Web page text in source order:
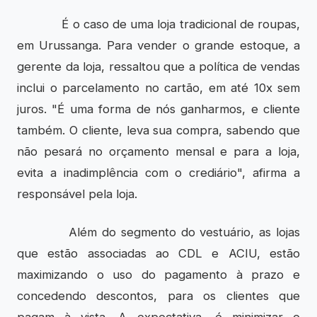
É o caso de uma loja tradicional de roupas,
em Urussanga. Para vender o grande estoque, a
gerente da loja, ressaltou que a política de vendas
inclui o parcelamento no cartão, em até 10x sem
juros. "É uma forma de nós ganharmos, e cliente
também. O cliente, leva sua compra, sabendo que
não pesará no orçamento mensal e para a loja,
evita a inadimplência com o crediário", afirma a
responsável pela loja.
Além do segmento do vestuário, as lojas
que estão associadas ao CDL e ACIU, estão
maximizando o uso do pagamento à prazo e
concedendo descontos, para os clientes que